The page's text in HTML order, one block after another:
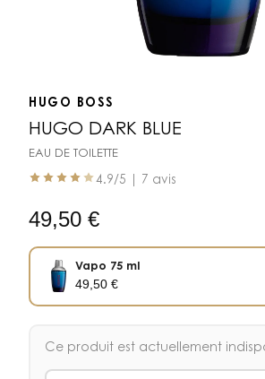
HUGO BOSS
HUGO DARK BLUE
EAU DE TOILETTE
4.9/5 | 7 avis
49,50 €
Vapo 75 ml
49,50€
Ce produit est actuellement